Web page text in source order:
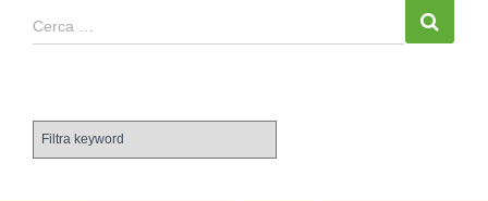
Cerca …